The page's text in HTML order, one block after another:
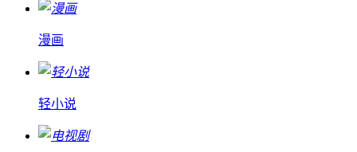
漫画
轻小说